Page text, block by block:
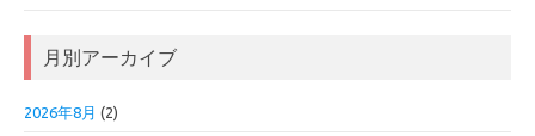
月別アーカイブ
2026年8月 (2)